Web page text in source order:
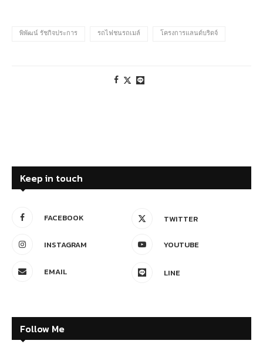
พิพัฒน์ รัชกิจประการ รถไฟชนรถเมล์ โครงการแลนด์บริดจ์
Keep in touch
FACEBOOK TWITTER
INSTAGRAM YOUTUBE
EMAIL LINE
Follow Me